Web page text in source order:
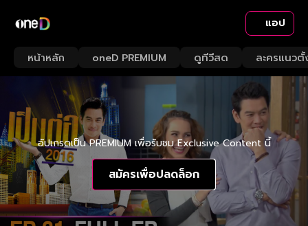
แอป
หน้าหลัก oneD PREMIUM ดูทีวีสด ละครแนวตั้
อัปเกรดเป็น PREMIUM เพื่อรับชม Exclusive Content นี้
สมัครเพื่อปลดล็อก